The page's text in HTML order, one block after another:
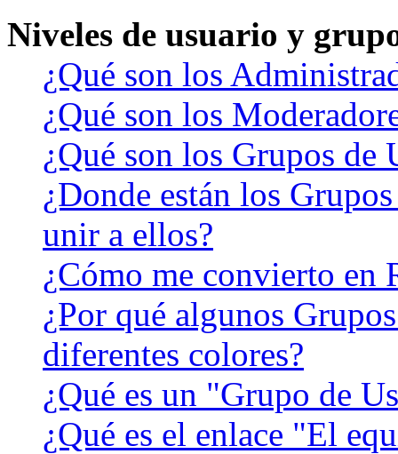
Niveles de usuario y
¿Qué son los
¿Qué son los
¿Qué son los Grupos de
¿Donde están los
unir a ellos?
¿Cómo me convierto en
¿Por qué algunos
diferentes colores?
¿Qué es un "Grupo de
¿Qué es el enlace "El